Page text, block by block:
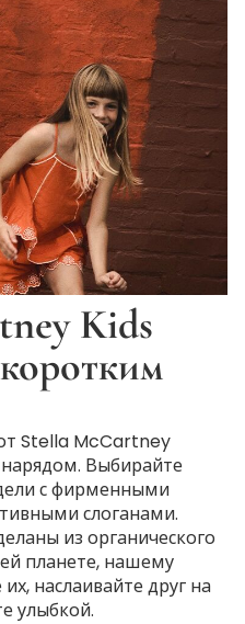
Kids
Stella McCartney
Выбирайте
с фирменными
слоганами.
из органического
планете, нашему
наслаивайте друг на
улыбкой.